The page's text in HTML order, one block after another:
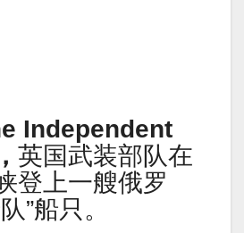
Independent
英国武装部队在
登上一艘俄罗
”船只。